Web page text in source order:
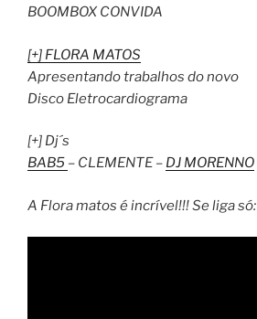
BOOMBOX CONVIDA
[+] FLORA MATOS
Apresentando trabalhos do novo
Disco Eletrocardiograma
[+] Dj´s
BAB5 – CLEMENTE – DJ MORENNO
A Flora matos é incrível!!! Se liga só: